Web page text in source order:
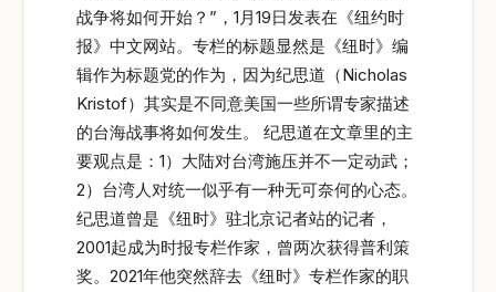
战争将如何开始？”，1月19日发表在《纽约时
报》中文网站。专栏的标题显然是《纽时》编
辑作为标题党的作为，因为纪思道（Nicholas
Kristof）其实是不同意美国一些所谓专家描述
的台海战事将如何发生。 纪思道在文章里的主
要观点是：1）大陆对台湾施压并不一定动武；
2）台湾人对统一似乎有一种无可奈何的心态。
纪思道曾是《纽时》驻北京记者站的记者，
2001起成为时报专栏作家，曾两次获得普利策
奖。2021年他突然辞去《纽时》专栏作家的职